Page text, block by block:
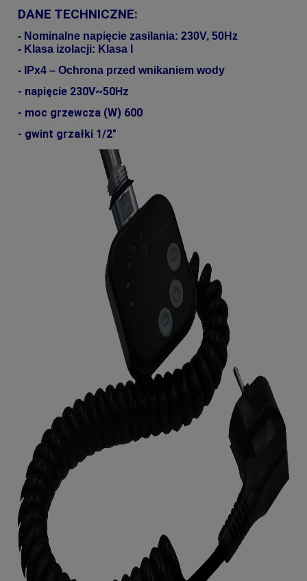
DANE TECHNICZNE:
- Nominalne napięcie zasilania: 230V, 50Hz
- Klasa izolacji: Klasa I
- IPx4 – Ochrona przed wnikaniem wody
- napięcie 230V~50Hz
- moc grzewcza (W) 600
- gwint grzałki 1/2"